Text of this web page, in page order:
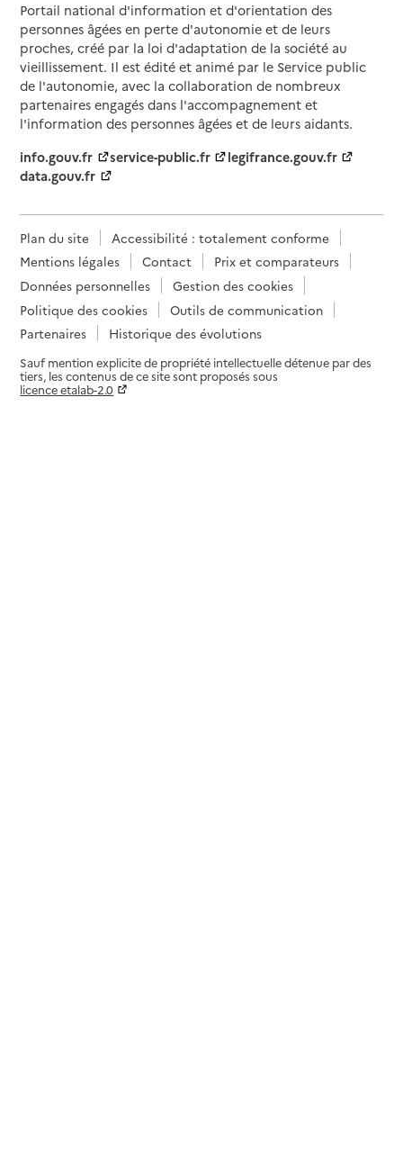
Portail national d'information et d'orientation des
personnes âgées en perte d'autonomie et de leurs
proches, créé par la loi d'adaptation de la société au
vieillissement. Il est édité et animé par le Service public
de l'autonomie, avec la collaboration de nombreux
partenaires engagés dans l'accompagnement et
l'information des personnes âgées et de leurs aidants.
info.gouv.fr
service-public.fr
legifrance.gouv.fr
data.gouv.fr
Plan du site
Accessibilité : totalement conforme
Mentions légales
Contact
Prix et comparateurs
Données personnelles
Gestion des cookies
Politique des cookies
Outils de communication
Partenaires
Historique des évolutions
Sauf mention explicite de propriété intellectuelle détenue par des
tiers, les contenus de ce site sont proposés sous
licence etalab-2.0